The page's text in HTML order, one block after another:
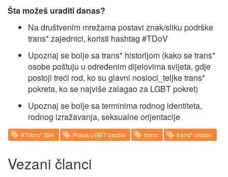
Šta možeš uraditi danas?
Na društvenim mrežama postavi znak/sliku podrške
trans* zajednici, koristi hashtag #TDoV
Upoznaj se bolje sa trans* historijom (kako se trans*
osobe poštuju u određenim dijelovima svijeta, gdje
postoji treći rod, ko su glavni nosioci_teljke trans*
pokreta, ko se najviše zalagao za LGBT pokret)
Upoznaj se bolje sa terminima rodnog identiteta,
rodnog izražavanja, seksualne orijentacije
#Trans* BiH Prava LGBT osoba trans trans* osobe
Vezani članci